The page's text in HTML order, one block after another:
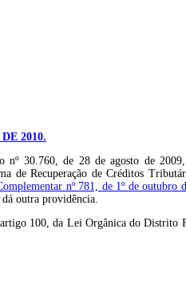
2010.
nº 30.760, de 28 de agosto de
de Recuperação de Créditos
nº 781, de 1º de outubro
outra providência.
100, da Lei Orgânica do Distrito